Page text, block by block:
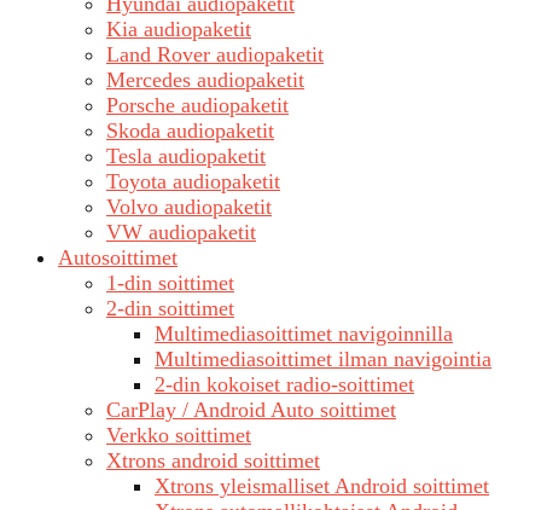
Kia audiopaketit
Land Rover audiopaketit
Mercedes audiopaketit
Porsche audiopaketit
Skoda audiopaketit
Tesla audiopaketit
Toyota audiopaketit
Volvo audiopaketit
VW audiopaketit
Autosoittimet
1-din soittimet
2-din soittimet
Multimediasoittimet navigoinnilla
Multimediasoittimet ilman navigointia
2-din kokoiset radio-soittimet
CarPlay / Android Auto soittimet
Verkko soittimet
Xtrons android soittimet
Xtrons yleismalliset Android soittimet